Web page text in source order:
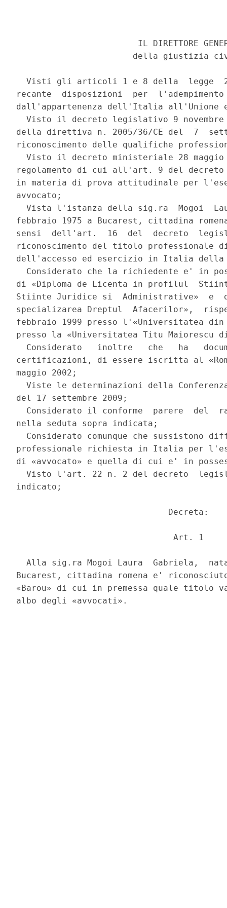
IL DIRETTORE
della giustizia
Visti gli articoli 1 e 8 della  legge
recante  disposizioni  per
dall'appartenenza dell'Italia all'Unione
Visto il decreto legislativo 9
della direttiva n. 2005/36/CE del  7
riconoscimento delle qualifiche
Visto il decreto ministeriale 28
regolamento di cui all'art. 9 del
in materia di prova attitudinale per
avvocato;
Vista l'istanza della sig.ra  Mogoi
febbraio 1975 a Bucarest, cittadina
sensi  dell'art.  16  del  decreto
riconoscimento del titolo
dell'accesso ed esercizio in Italia della
Considerato che la richiedente e' in
di «Diploma de Licenta in profilul
Stiinte Juridice si  Administrative»  e
specializarea Dreptul  Afacerilor»,
febbraio 1999 presso l'«Universitatea din
presso la «Universitatea Titu Maiorescu
Considerato   inoltre   che   ha
certificazioni, di essere iscritta al
maggio 2002;
Viste le determinazioni della
del 17 settembre 2009;
Considerato il conforme  parere  del
nella seduta sopra indicata;
Considerato comunque che sussistono
professionale richiesta in Italia per
di «avvocato» e quella di cui e' in
Visto l'art. 22 n. 2 del decreto
indicato;
                              Decreta:
                               Art. 1
Alla sig.ra Mogoi Laura  Gabriela,
Bucarest, cittadina romena e'
«Barou» di cui in premessa quale